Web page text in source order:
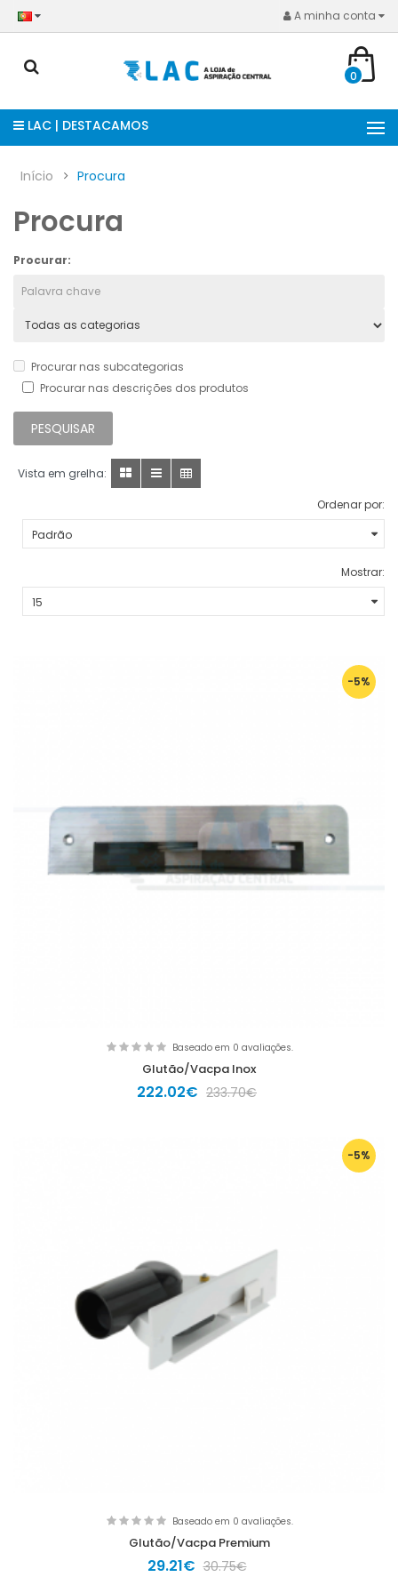
A minha conta
0
LAC | DESTACAMOS
Início Procura
Procura
Procurar:
Procurar nas subcategorias
Procurar nas descrições dos produtos
Vista em grelha:
Ordenar por:
Mostrar:
-5%
Baseado em 0 avaliações.
Glutão/Vacpa Inox
222.02€ 233.70€
-5%
Baseado em 0 avaliações.
Glutão/Vacpa Premium
29.21€ 30.75€